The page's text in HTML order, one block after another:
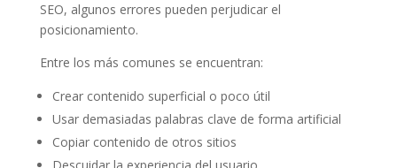
SEO, algunos errores pueden perjudicar el
posicionamiento.
Entre los más comunes se encuentran:
Crear contenido superficial o poco útil
Usar demasiadas palabras clave de forma artificial
Copiar contenido de otros sitios